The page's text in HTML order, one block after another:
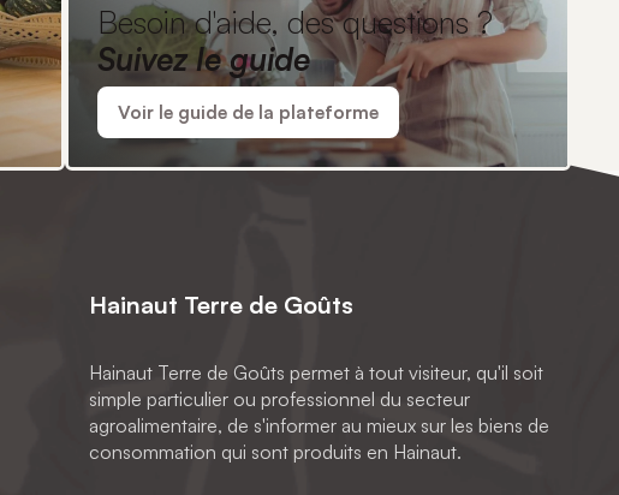
Besoin d'aide, des questions ?
Suivez le guide
Voir le guide de la plateforme
Hainaut Terre de Goûts
Hainaut Terre de Goûts permet à tout visiteur, qu'il soit
simple particulier ou professionnel du secteur
agroalimentaire, de s'informer au mieux sur les biens de
consommation qui sont produits en Hainaut.